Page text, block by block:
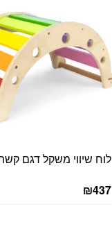
לוח שיווי משקל דגם
₪437